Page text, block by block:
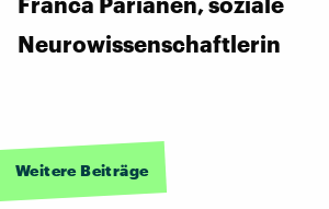
Neurowissenschaftlerin
Weitere Beiträge